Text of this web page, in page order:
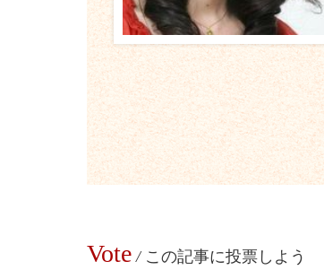
Vote / この記事に投票しよう